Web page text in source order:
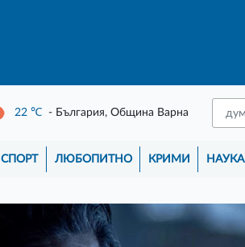
22 ℃ - България, Община Варна
СПОРТ ЛЮБОПИТНО КРИМИ НАУКА